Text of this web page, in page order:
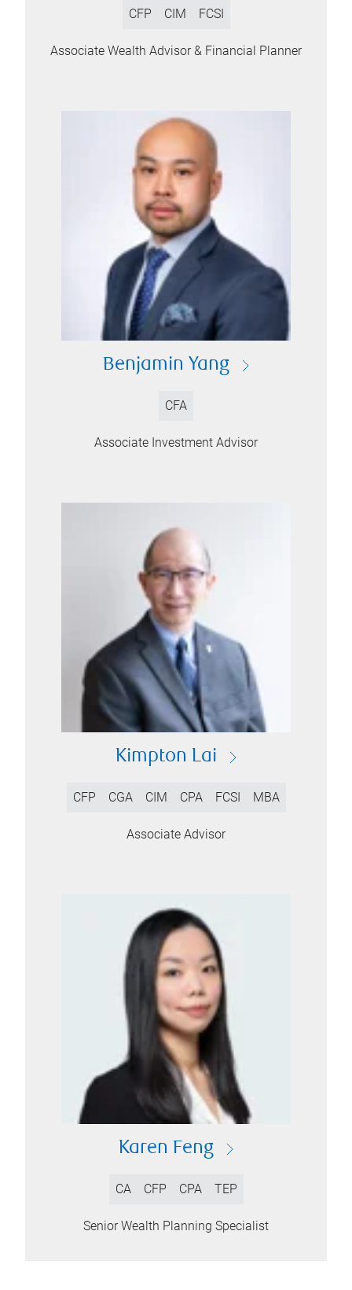
CFP CIM FCSI
Associate Wealth Advisor & Financial Planner
Benjamin Yang
CFA
Associate Investment Advisor
Kimpton Lai
CFP CGA CIM CPA FCSI MBA
Associate Advisor
Karen Feng
CA CFP CPA TEP
Senior Wealth Planning Specialist